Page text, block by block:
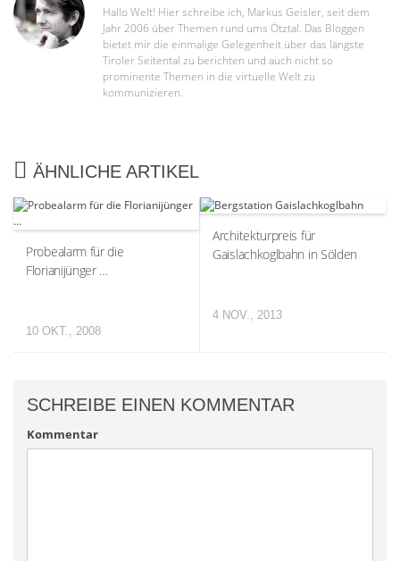
Hallo Welt! Hier schreibe ich, Markus Geisler, seit dem
Jahr 2006 über Themen rund ums Ötztal. Das Bloggen
bietet mir die einmalige Gelegenheit über das längste
Tiroler Seitental zu berichten und auch nicht so
prominente Themen in die virtuelle Welt zu
kommunizieren.
ÄHNLICHE ARTIKEL
Probealarm für die
Florianijünger …
10 OKT., 2008
Architekturpreis für
Gaislachkoglbahn in Sölden
4 NOV., 2013
SCHREIBE EINEN KOMMENTAR
Kommentar